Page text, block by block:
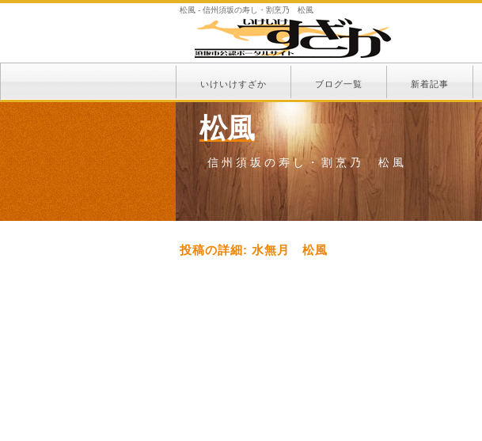
松風 - 信州須坂の寿し・割烹乃 松風
いけいけすざか ブログ一覧 新着記事
松風
信州須坂の寿し・割烹乃 松風
投稿の詳細: 水無月 松風